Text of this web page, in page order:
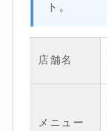
ト。
店舗名
メニュー